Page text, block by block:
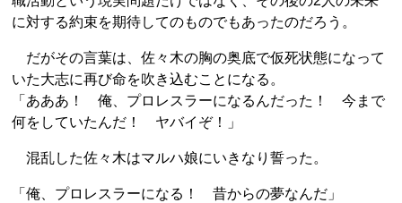
に対する約束を期待してのものでもあったのだろう。
だがその言葉は、佐々木の胸の奥底で仮死状態になって
いた大志に再び命を吹き込むことになる。
「あああ！ 俺、プロレスラーになるんだった！ 今まで
何をしていたんだ！ ヤバイぞ！」
混乱した佐々木はマルハ娘にいきなり誓った。
「俺、プロレスラーになる！ 昔からの夢なんだ」